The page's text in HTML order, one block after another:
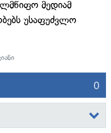
მედიამ
უსაფუძვლო
0